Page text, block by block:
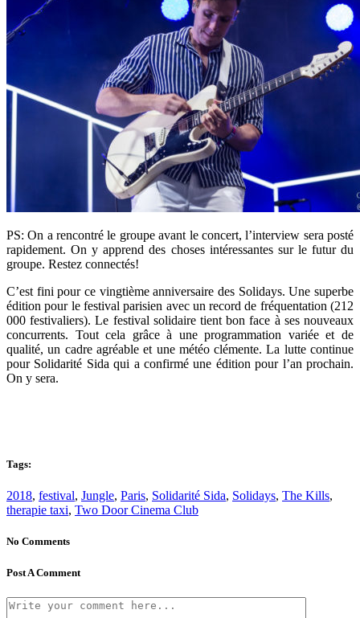
PS: On a rencontré le groupe avant le concert, l’interview sera posté
rapidement. On y apprend des choses intéressantes sur le futur du
groupe. Restez connectés!
C’est fini pour ce vingtième anniversaire des Solidays. Une superbe
édition pour le festival parisien avec un record de fréquentation (212
000 festivaliers). Le festival solidaire tient bon face à ses nouveaux
concurrents. Tout cela grâce à une programmation variée et de
qualité, un cadre agréable et une météo clémente. La lutte continue
pour Solidarité Sida qui a confirmé une édition pour l’an prochain.
On y sera.
Tags:
2018, festival, Jungle, Paris, Solidarité Sida, Solidays, The Kills,
therapie taxi, Two Door Cinema Club
No Comments
Post A Comment